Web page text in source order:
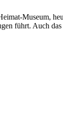
Museum,
führt. Auch